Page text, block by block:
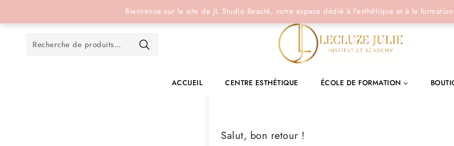
Bienvenue sur le site de JL Studio Beauté, votre espace dédié à l’esthétique et à la
ACCUEIL CENTRE ESTHÉTIQUE ÉCOLE DE FORMATION
Salut, bon retour !